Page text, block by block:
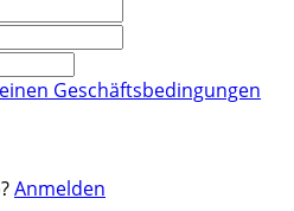
Geschäftsbedingungen
Anmelden